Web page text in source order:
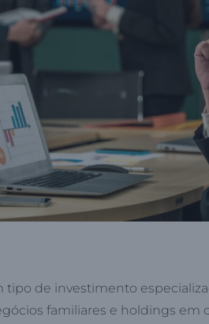
tipo de investimento
familiares e holdings em